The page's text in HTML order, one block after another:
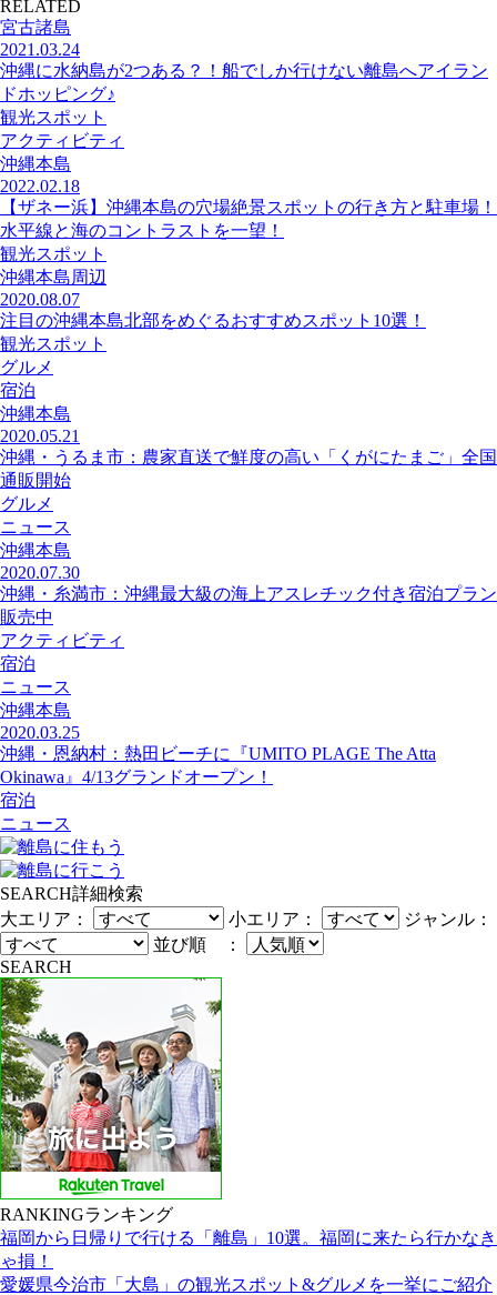
RELATED
宮古諸島
2021.03.24
沖縄に水納島が2つある？！船でしか行けない離島へアイラン
ドホッピング♪
観光スポット
アクティビティ
沖縄本島
2022.02.18
【ザネー浜】沖縄本島の穴場絶景スポットの行き方と駐車場！
水平線と海のコントラストを一望！
観光スポット
沖縄本島周辺
2020.08.07
注目の沖縄本島北部をめぐるおすすめスポット10選！
観光スポット
グルメ
宿泊
沖縄本島
2020.05.21
沖縄・うるま市：農家直送で鮮度の高い「くがにたまご」全国
通販開始
グルメ
ニュース
沖縄本島
2020.07.30
沖縄・糸満市：沖縄最大級の海上アスレチック付き宿泊プラン
販売中
アクティビティ
宿泊
ニュース
沖縄本島
2020.03.25
沖縄・恩納村：熱田ビーチに『UMITO PLAGE The Atta
Okinawa』4/13グランドオープン！
宿泊
ニュース
SEARCH詳細検索
大エリア：
小エリア：
ジャンル：
並び順 ：
SEARCH
RANKINGランキング
福岡から日帰りで行ける「離島」10選。福岡に来たら行かなき
ゃ損！
愛媛県今治市「大島」の観光スポット&グルメを一挙にご紹介